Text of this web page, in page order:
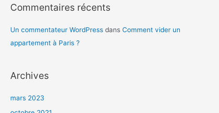
Commentaires récents
Un commentateur WordPress dansComment vider un
appartement à Paris ?
Archives
mars 2023